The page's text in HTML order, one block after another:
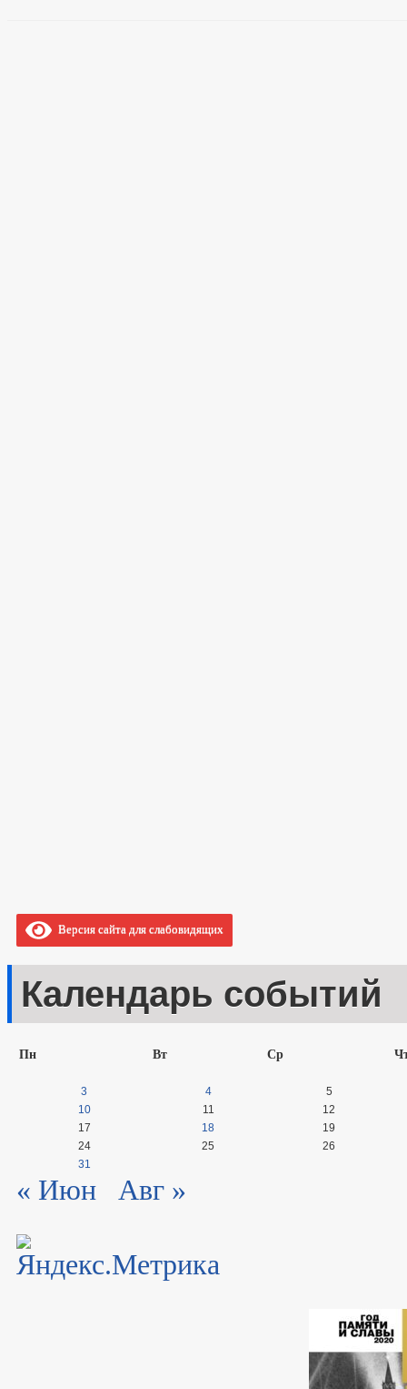
Версия сайта для слабовидящих
Календарь событий
Пн Вт Ср
3 4
5
10
11
12
17
18
19
24
25
26
31
« Июн Авг »